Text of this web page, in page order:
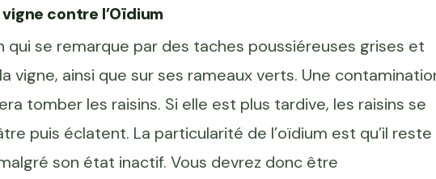
contre l’Oïdium
qui se remarque par des taches poussiéreuses grises et
vigne, ainsi que sur ses rameaux verts. Une
tomber les raisins. Si elle est plus tardive, les raisins se
puis éclatent. La particularité de l’oïdium est qu’il reste
son état inactif. Vous devrez donc être